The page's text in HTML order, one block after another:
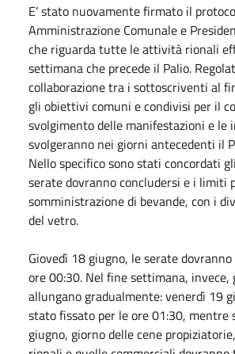
E’ stato nuovamente firmato il
Amministrazione Comunale e
che riguarda tutte le attività rionali
settimana che precede il Palio.
collaborazione tra i sottoscriventi al
gli obiettivi comuni e condivisi per il
svolgimento delle manifestazioni e le
svolgeranno nei giorni antecedenti il
Nello specifico sono stati concordati
serate dovranno concludersi e i limiti
somministrazione di bevande, con i
del vetro.
Giovedì 18 giugno, le serate
ore 00:30. Nel fine settimana, invece,
allungano gradualmente: venerdì 19
stato fissato per le ore 01:30, mentre
giugno, giorno delle cene